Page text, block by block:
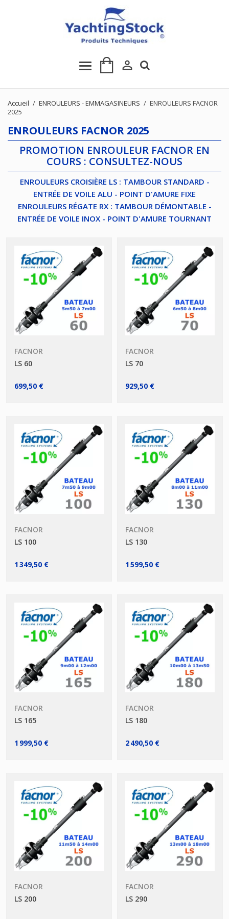

Accueil ENROULEURS - EMMAGASINEURS
ENROULEURS FACNOR
2025
ENROULEURS FACNOR 2025
PROMOTION ENROULEUR FACNOR EN
COURS : CONSULTEZ-NOUS
ENROULEURS CROISIÈRE LS : TAMBOUR STANDARD -
ENTRÉE DE VOILE ALU - POINT D'AMURE FIXE
ENROULEURS RÉGATE RX : TAMBOUR DÉMONTABLE -
ENTRÉE DE VOILE INOX - POINT D'AMURE TOURNANT
FACNOR
LS 60
699,50 €
FACNOR
LS 70
929,50 €
FACNOR
LS 100
1 349,50 €
FACNOR
LS 130
1 599,50 €
FACNOR
LS 165
1 999,50 €
FACNOR
LS 180
2 490,50 €
FACNOR
LS 200
FACNOR
LS 290